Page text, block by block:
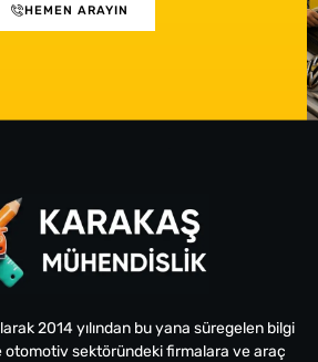
HEMEN ARAYIN
2014 yılından bu yana süregelen bilgi
otomotiv sektöründeki firmalara ve araç